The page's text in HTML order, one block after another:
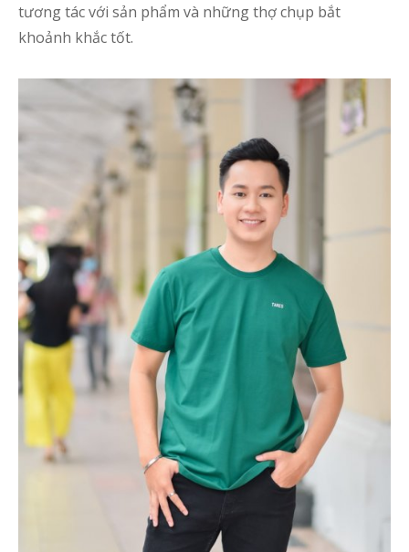
tương tác với sản phẩm và những thợ chụp bắt
khoảnh khắc tốt.